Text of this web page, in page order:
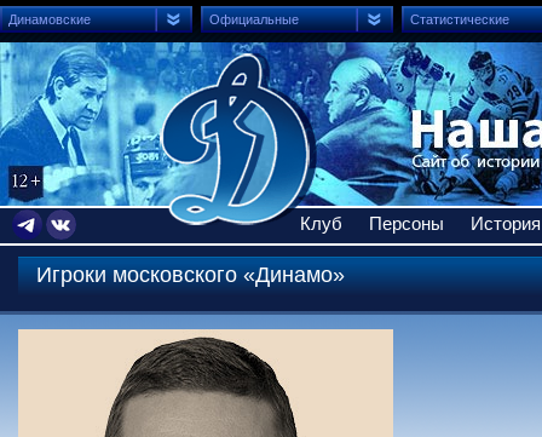
Динамовские Официальные Статистические
Клуб Персоны История
Игроки московского «Динамо»